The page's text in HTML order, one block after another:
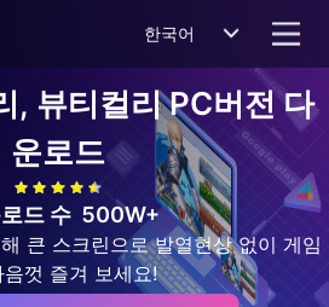
한국어
, 뷰티컬리PC버전 다
운로드
드 수 500W+
큰 스크린으로 발열현상 없이 게임
음껏 즐겨 보세요!